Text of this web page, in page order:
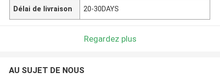
Délai de livraison 20-30DAYS
Regardez plus
AU SUJET DE NOUS